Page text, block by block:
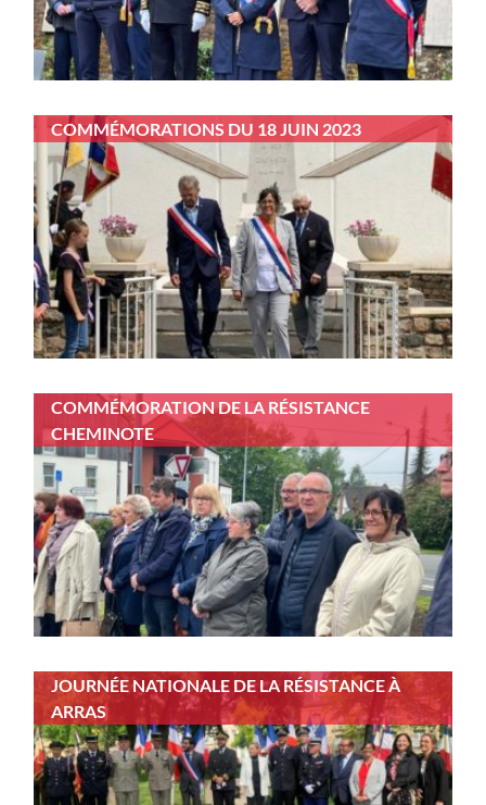
COMMÉMORATIONS DU 18 JUIN 2023
COMMÉMORATION DE LA RÉSISTANCE
CHEMINOTE
JOURNÉE NATIONALE DE LA RÉSISTANCE À
ARRAS